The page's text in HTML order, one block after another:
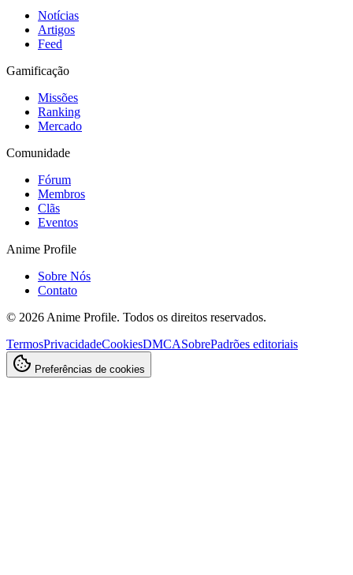
Notícias
Artigos
Feed
Gamificação
Missões
Ranking
Mercado
Comunidade
Fórum
Membros
Clãs
Eventos
Anime Profile
Sobre Nós
Contato
© 2026 Anime Profile. Todos os direitos reservados.
TermosPrivacidadeCookiesDMCASobrePadrões editoriais
Preferências de cookies